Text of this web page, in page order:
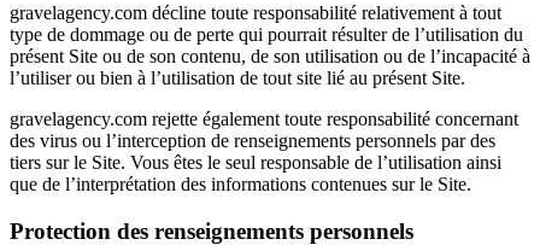
gravelagency.com décline toute responsabilité relativement à tout
type de dommage ou de perte qui pourrait résulter de l’utilisation du
présent Site ou de son contenu, de son utilisation ou de l’incapacité à
l’utiliser ou bien à l’utilisation de tout site lié au présent Site.
gravelagency.com rejette également toute responsabilité concernant
des virus ou l’interception de renseignements personnels par des
tiers sur le Site. Vous êtes le seul responsable de l’utilisation ainsi
que de l’interprétation des informations contenues sur le Site.
Protection des renseignements personnels